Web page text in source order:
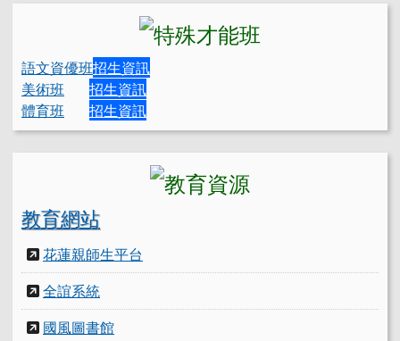
語文資優班招生資訊
美術班
招生資訊
體育班
招生資訊
教育網站
花蓮親師生平台
全誼系統
國風圖書館